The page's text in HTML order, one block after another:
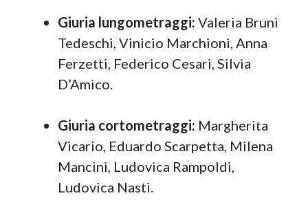
Giuria lungometraggi: Valeria Bruni
Tedeschi, Vinicio Marchioni, Anna
Ferzetti, Federico Cesari, Silvia
D’Amico.
Giuria cortometraggi: Margherita
Vicario, Eduardo Scarpetta, Milena
Mancini, Ludovica Rampoldi,
Ludovica Nasti.